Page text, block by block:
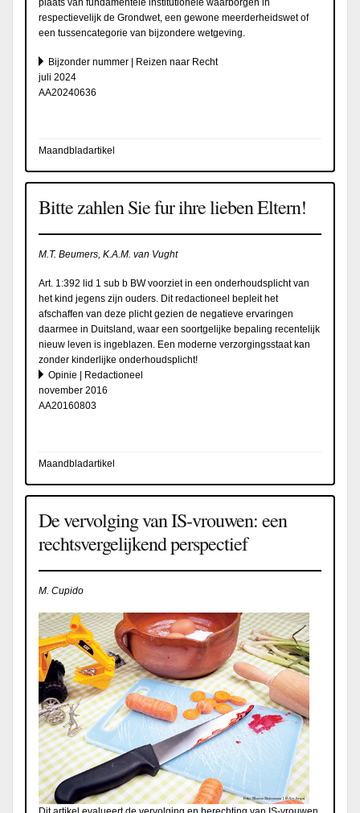
plaats van fundamentele institutionele waarborgen in
respectievelijk de Grondwet, een gewone meerderheidswet of
een tussencategorie van bijzondere wetgeving.
Bijzonder nummer | Reizen naar Recht
juli 2024
AA20240636
Maandbladartikel
Bitte zahlen Sie fur ihre lieben Eltern!
M.T. Beumers, K.A.M. van Vught
Art. 1:392 lid 1 sub b BW voorziet in een onderhoudsplicht van
het kind jegens zijn ouders. Dit redactioneel bepleit het
afschaffen van deze plicht gezien de negatieve ervaringen
daarmee in Duitsland, waar een soortgelijke bepaling recentelijk
nieuw leven is ingeblazen. Een moderne verzorgingsstaat kan
zonder kinderlijke onderhoudsplicht!
Opinie | Redactioneel
november 2016
AA20160803
Maandbladartikel
De vervolging van IS-vrouwen: een
rechtsvergelijkend perspectief
M. Cupido